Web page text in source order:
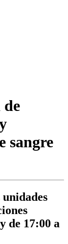
sangre
de 17:00 a